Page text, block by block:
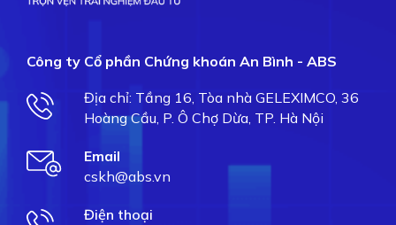
Công ty Cổ phần Chứng khoán An Bình - ABS
Địa chỉ: Tầng 16, Tòa nhà GELEXIMCO, 36
Hoàng Cầu, P. Ô Chợ Dừa, TP. Hà Nội
Email
cskh@abs.vn
Điện thoại